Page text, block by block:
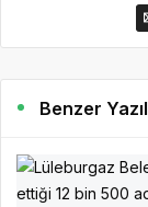
Benzer